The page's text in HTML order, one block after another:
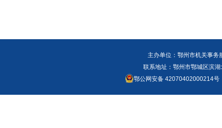
主办单位：鄂州市机关事
联系地址：鄂州市鄂城区滨
鄂公网安备 42070402000214号